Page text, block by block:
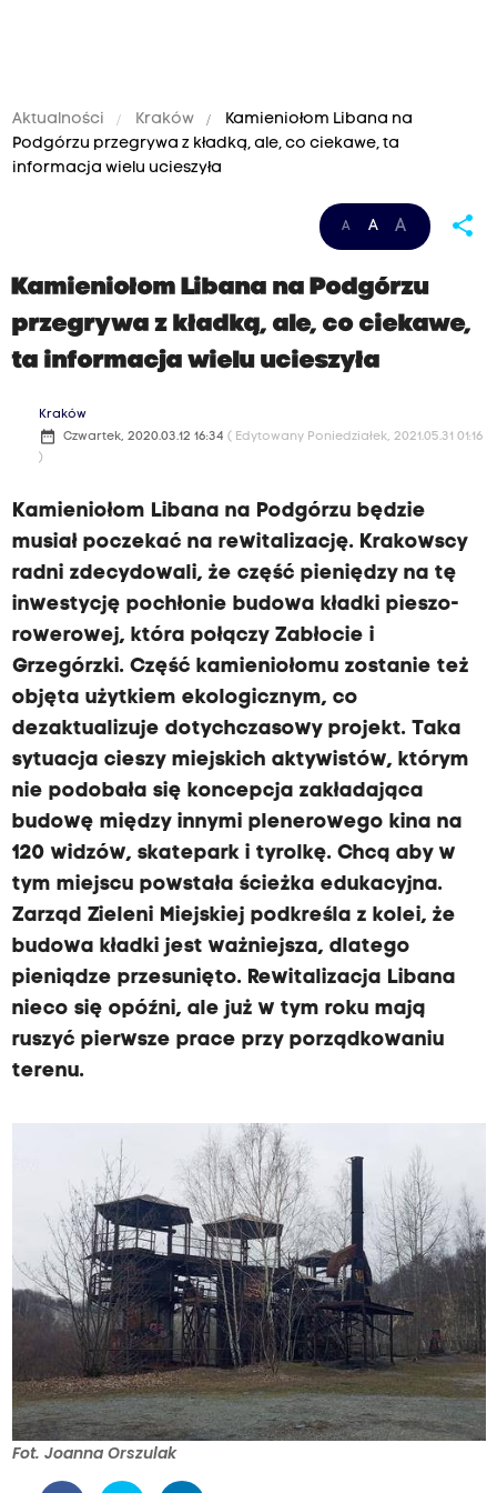
Aktualności Kraków
Kamieniołom Libana na
Podgórzu przegrywa z kładką, ale, co ciekawe, ta
informacja wielu ucieszyła
A A A share
Kamieniołom Libana na Podgórzu
przegrywa z kładką, ale, co ciekawe,
ta informacja wielu ucieszyła
Kraków
date_range Czwartek, 2020.03.12 16:34 ( Edytowany Poniedziałek, 2021.05.31 01:16
)
Kamieniołom Libana na Podgórzu będzie
musiał poczekać na rewitalizację. Krakowscy
radni zdecydowali, że część pieniędzy na tę
inwestycję pochłonie budowa kładki pieszo-
rowerowej, która połączy Zabłocie i
Grzegórzki. Część kamieniołomu zostanie też
objęta użytkiem ekologicznym, co
dezaktualizuje dotychczasowy projekt. Taka
sytuacja cieszy miejskich aktywistów, którym
nie podobała się koncepcja zakładająca
budowę między innymi plenerowego kina na
120 widzów, skatepark i tyrolkę. Chcą aby w
tym miejscu powstała ścieżka edukacyjna.
Zarząd Zieleni Miejskiej podkreśla z kolei, że
budowa kładki jest ważniejsza, dlatego
pieniądze przesunięto. Rewitalizacja Libana
nieco się opóźni, ale już w tym roku mają
ruszyć pierwsze prace przy porządkowaniu
terenu.
Fot. Joanna Orszulak